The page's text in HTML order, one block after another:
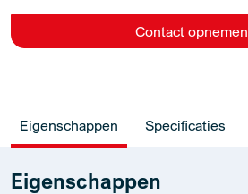
Contact opnemen
Eigenschappen Specificaties
Eigenschappen